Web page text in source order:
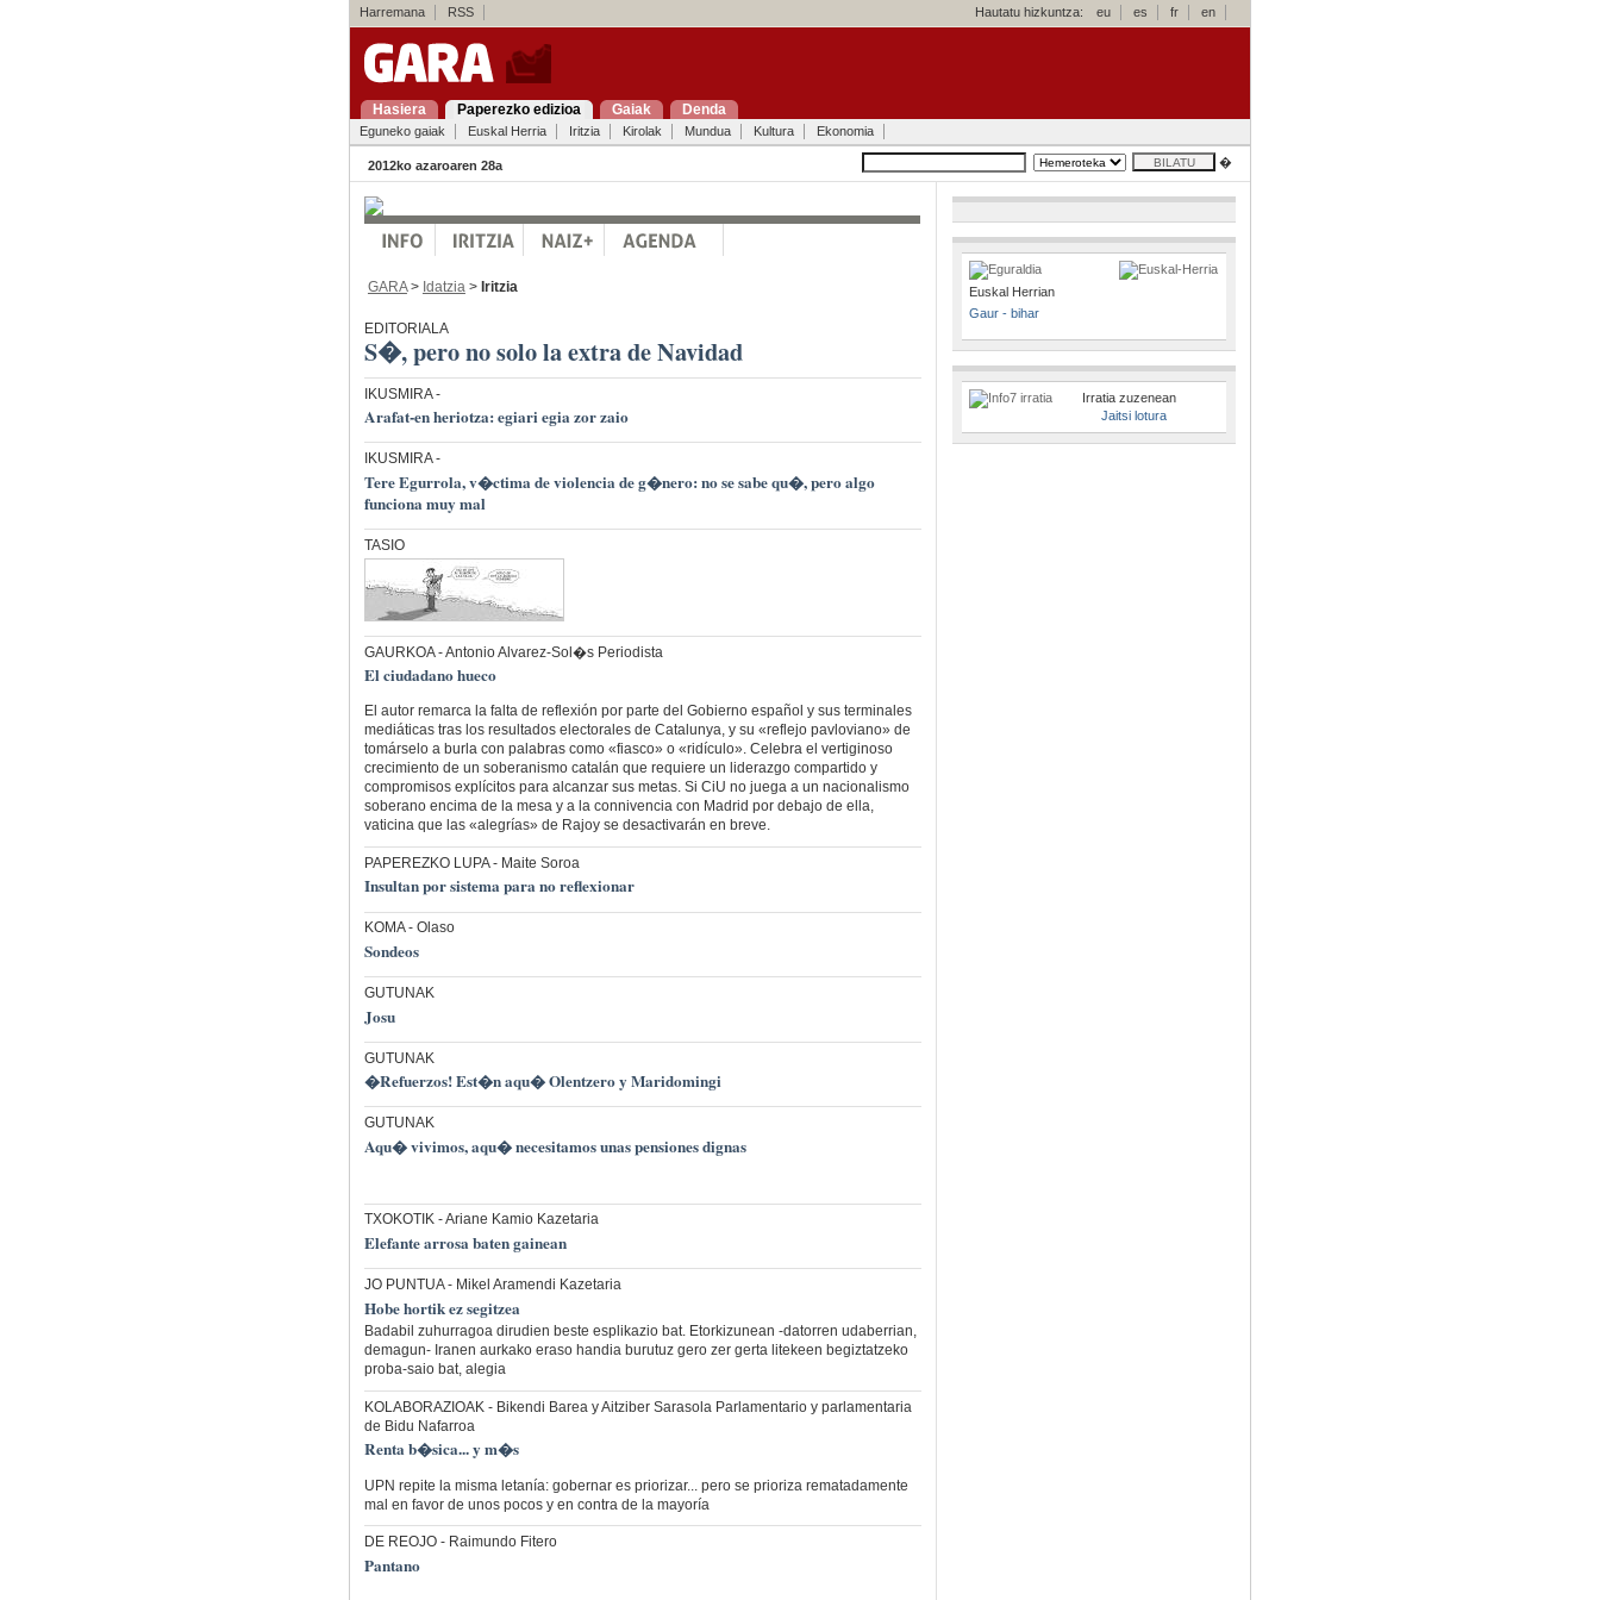
Harremana RSS Hautatu hizkuntza: eu es fr en
Hasiera Paperezko edizioa Gaiak Denda
Eguneko gaiak Euskal Herria Iritzia Kirolak Mundua Kultura Ekonomia
2012ko azaroaren 28a �
GARA> Idatzia > Iritzia
EDITORIALA
S�, pero no solo la extra de Navidad
IKUSMIRA-
Arafat-en heriotza: egiari egia zor zaio
IKUSMIRA-
Tere Egurrola, v�ctima de violencia de g�nero: no se sabe qu�, pero algo
funciona muy mal
TASIO
GAURKOA- Antonio Alvarez-Sol�s Periodista
El ciudadano hueco
El autor remarca la falta de reflexión por parte del Gobierno español y sus terminales
mediáticas tras los resultados electorales de Catalunya, y su «reflejo pavloviano» de
tomárselo a burla con palabras como «fiasco» o «ridículo». Celebra el vertiginoso
crecimiento de un soberanismo catalán que requiere un liderazgo compartido y
compromisos explícitos para alcanzar sus metas. Si CiU no juega a un nacionalismo
soberano encima de la mesa y a la connivencia con Madrid por debajo de ella,
vaticina que las «alegrías» de Rajoy se desactivarán en breve.
PAPEREZKO LUPA- Maite Soroa
Insultan por sistema para no reflexionar
KOMA- Olaso
Sondeos
GUTUNAK
Josu
GUTUNAK
�Refuerzos! Est�n aqu� Olentzero y Maridomingi
GUTUNAK
Aqu� vivimos, aqu� necesitamos unas pensiones dignas
TXOKOTIK- Ariane Kamio Kazetaria
Elefante arrosa baten gainean
JO PUNTUA- Mikel Aramendi Kazetaria
Hobe hortik ez segitzea
Badabil zuhurragoa dirudien beste esplikazio bat. Etorkizunean -datorren udaberrian,
demagun- Iranen aurkako eraso handia burutuz gero zer gerta litekeen begiztatzeko
proba-saio bat, alegia
KOLABORAZIOAK - Bikendi Barea y Aitziber Sarasola Parlamentario y parlamentaria
de Bidu Nafarroa
Renta b�sica... y m�s
UPN repite la misma letanía: gobernar es priorizar... pero se prioriza rematadamente
mal en favor de unos pocos y en contra de la mayoría
DE REOJO- Raimundo Fitero
Pantano
Euskal Herrian
Gaur - bihar
Irratia zuzenean
Jaitsi lotura